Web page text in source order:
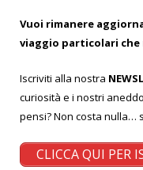
Vuoi rimanere
viaggio particolari che
Iscriviti alla nostra
curiosità e i nostri
pensi? Non costa nulla…
CLICCA QUI PER